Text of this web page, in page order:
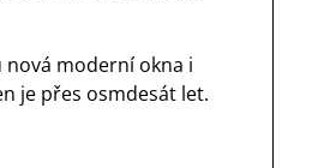
moderní okna i
je přes osmdesát let.